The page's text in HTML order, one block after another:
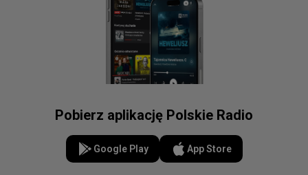
Pobierz aplikację Polskie Radio
Google Play App Store